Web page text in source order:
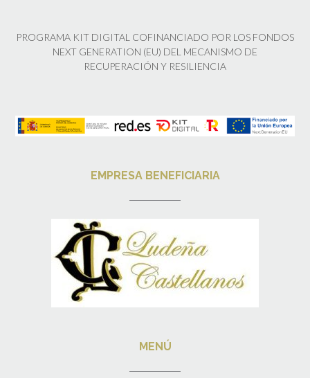
PROGRAMA KIT DIGITAL COFINANCIADO POR LOS FONDOS
NEXT GENERATION (EU) DEL MECANISMO DE
RECUPERACIÓN Y RESILIENCIA
EMPRESA BENEFICIARIA
MENÚ